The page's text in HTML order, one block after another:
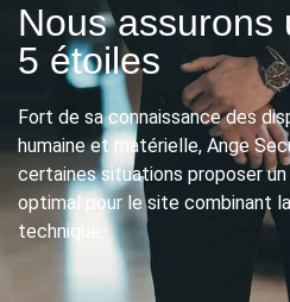
Nous assurons
5 étoiles
Fort de sa connaissance des
humaine et matérielle, Ange
certaines situations proposer
optimal pour le site combinant
technique.